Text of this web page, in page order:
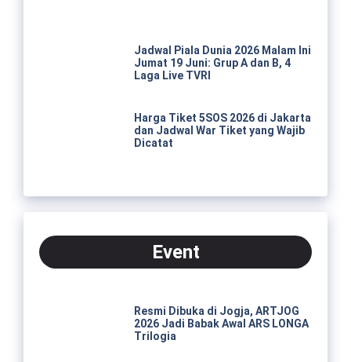
Jadwal Piala Dunia 2026 Malam Ini
Jumat 19 Juni: Grup A dan B, 4
Laga Live TVRI
Harga Tiket 5SOS 2026 di Jakarta
dan Jadwal War Tiket yang Wajib
Dicatat
Event
Resmi Dibuka di Jogja, ARTJOG
2026 Jadi Babak Awal ARS LONGA
Trilogia